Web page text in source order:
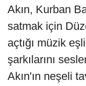
Akın, Kurban
satmak için
açtığı müzik
şarkılarını
Akın'ın neşeli